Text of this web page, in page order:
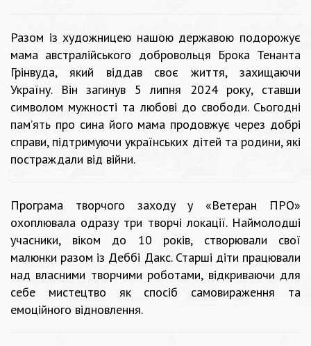
Разом із художницею нашою державою подорожує
мама австралійського добровольця Брока Тенанта
Грінвуда, який віддав своє життя, захищаючи
Україну. Він загинув 5 липня 2024 року, ставши
символом мужності та любові до свободи. Сьогодні
пам’ять про сина його мама продовжує через добрі
справи, підтримуючи українських дітей та родини, які
постраждали від війни.
Програма творчого заходу у «Ветеран ПРО»
охоплювала одразу три творчі локації. Наймолодші
учасники, віком до 10 років, створювали свої
малюнки разом із Деббі Дакс. Старші діти працювали
над власними творчими роботами, відкриваючи для
себе мистецтво як спосіб самовираження та
емоційного відновлення.